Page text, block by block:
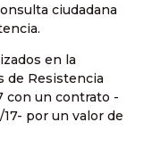
ciudadana
en la
de Resistencia
con un contrato -
por un valor de